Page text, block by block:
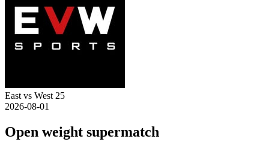
East vs West 25
2026-08-01
Open weight supermatch